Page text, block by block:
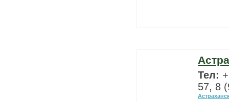
Тел:
57, 8